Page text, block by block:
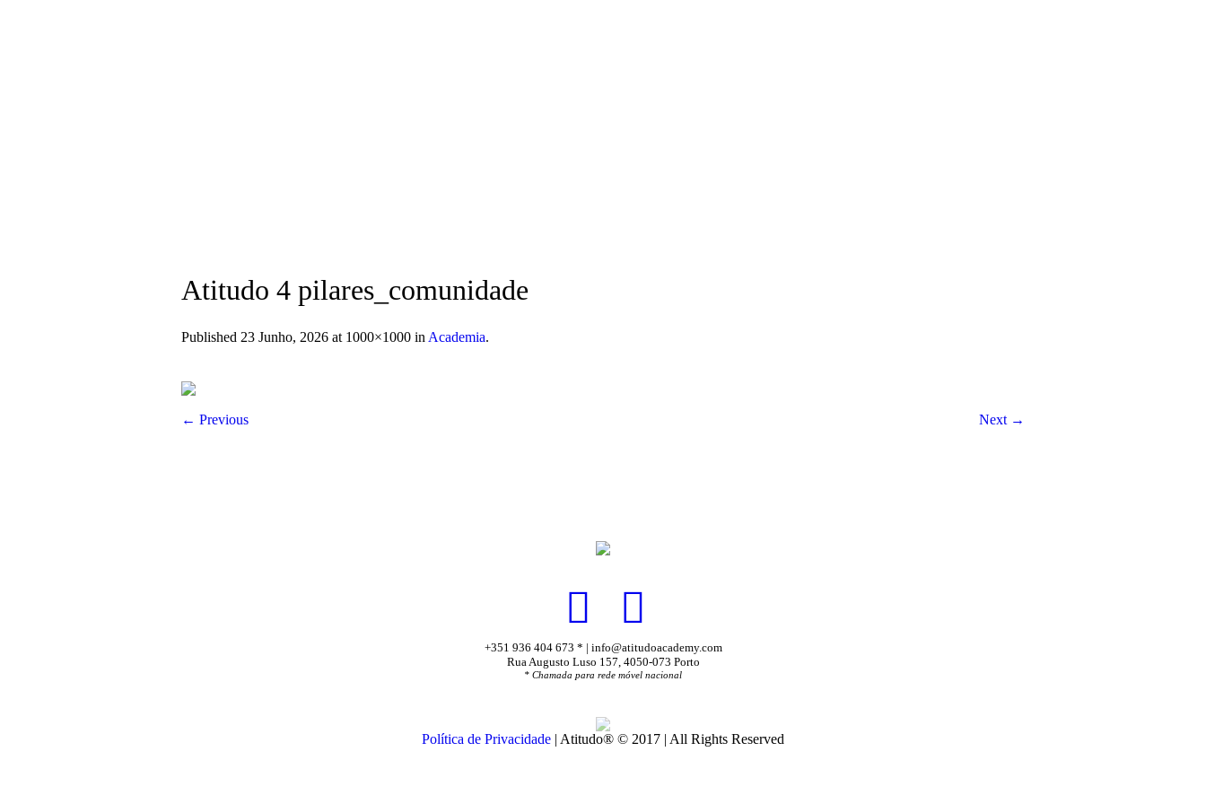
Atitudo 4 pilares_comunidade
Published 23 Junho, 2026 at 1000×1000 in Academia.
← Previous Next →
+351 936 404 673 * | info@atitudoacademy.com
Rua Augusto Luso 157, 4050-073 Porto
* Chamada para rede móvel nacional
Política de Privacidade | Atitudo® © 2017 | All Rights Reserved